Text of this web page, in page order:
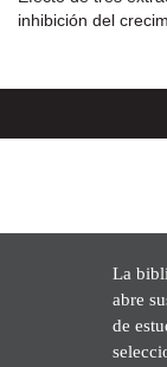
inhibición del
La
abre
de